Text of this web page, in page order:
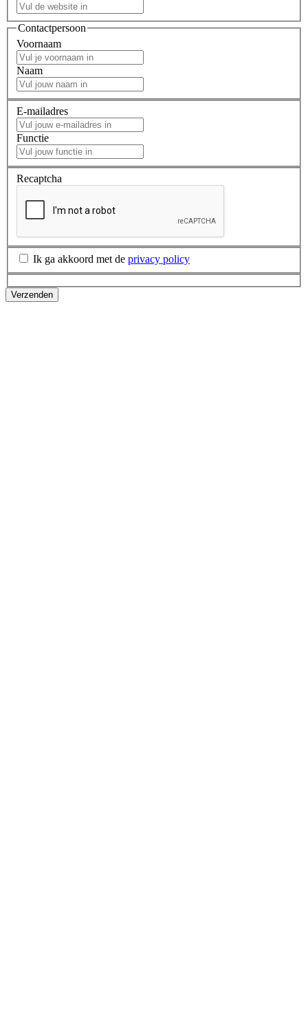
Contactpersoon
Voornaam
Naam
E-mailadres
Functie
Recaptcha
Ik ga akkoord met de privacy policy